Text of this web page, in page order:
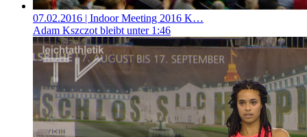
07.02.2016 | Indoor Meeting 2016 K…
Adam Kszczot bleibt unter 1:46